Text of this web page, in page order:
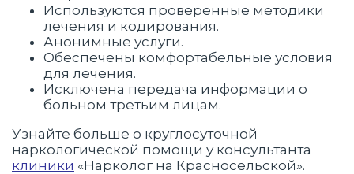
Используются проверенные методики
лечения и кодирования.
Анонимные услуги.
Обеспечены комфортабельные условия
для лечения.
Исключена передача информации о
больном третьим лицам.
Узнайте больше о круглосуточной
наркологической помощи у консультанта
клиники «Нарколог на Красносельской».